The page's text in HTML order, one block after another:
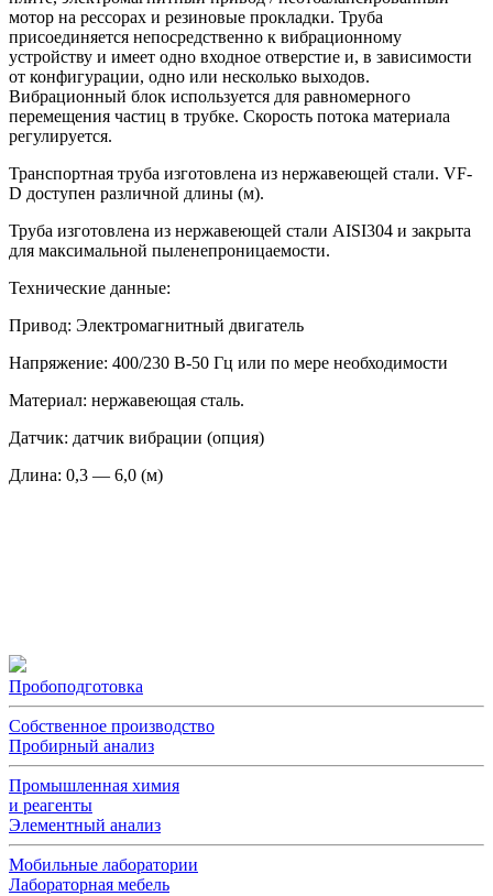
мотор на рессорах и резиновые прокладки. Труба
присоединяется непосредственно к вибрационному
устройству и имеет одно входное отверстие и, в зависимости
от конфигурации, одно или несколько выходов.
Вибрационный блок используется для равномерного
перемещения частиц в трубке. Скорость потока материала
регулируется.
Транспортная труба изготовлена из нержавеющей стали. VF-
D доступен различной длины (м).
Труба изготовлена из нержавеющей стали AISI304 и закрыта
для максимальной пыленепроницаемости.
Технические данные:
Привод: Электромагнитный двигатель
Напряжение: 400/230 В-50 Гц или по мере необходимости
Материал: нержавеющая сталь.
Датчик: датчик вибрации (опция)
Длина: 0,3 — 6,0 (м)
Пробоподготовка
Собственное производство
Пробирный анализ
Промышленная химия
и реагенты
Элементный анализ
Мобильные лаборатории
Лабораторная мебель